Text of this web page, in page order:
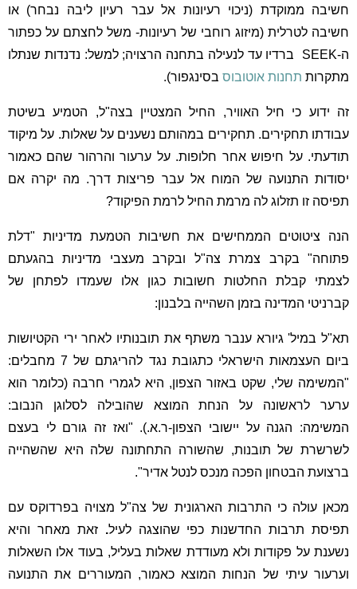
חשיבה ממוקדת (ניכוי רעיונות אל עבר רעיון ליבה נבחר) או
חשיבה לטרלית (מיזוג רוחבי של רעיונות- משל לחצתם על כפתור
ה-SEEK ברדיו עד לנעילה בתחנה הרצויה; למשל: נדנדות שנתלו
מתקרות תחנות אוטובוס בסינגפור).
זה ידוע כי חיל האוויר, החיל המצטיין בצה"ל, הטמיע בשיטת
עבודתו תחקירים. תחקירים במהותם נשענים על שאלות. על מיקוד
תודעתי. על חיפוש אחר חלופות. על ערעור והרהור שהם כאמור
יסודות התנועה של המוח אל עבר פריצות דרך. מה יקרה אם
תפיסה זו תזלוג לה מרמת החיל לרמת הפיקוד?
הנה ציטוטים הממחישים את חשיבות הטמעת מדיניות "דלת
פתוחה" בקרב צמרת צה"ל ובקרב מעצבי מדיניות בהגעתם
לצמתי קבלת החלטות חשובות כגון אלו שעמדו לפתחן של
קברניטי המדינה בזמן השהייה בלבנון:
תא"ל במיל' גיורא ענבר משתף את תובנותיו לאחר ירי הקטיושות
ביום העצמאות הישראלי כתגובת נגד להריגתם של 7 מחבלים:
"המשימה שלי, שקט באזור הצפון, היא לגמרי חרבה (כלומר הוא
ערער לראשונה על הנחת המוצא שהובילה לסלוגן הנבוב:
המשימה: הגנה על יישובי הצפון-ר.א.). "ואז זה גורם לי בעצם
לשרשרת של תובנות, שהשורה התחתונה שלה היא שהשהייה
ברצועת הבטחון הפכה מנכס לנטל אדיר".
מכאן עולה כי התרבות הארגונית של צה"ל מצויה בפרדוקס עם
תפיסת תרבות החדשנות כפי שהוצגה לעיל.זאת מאחר והיא
נשענת על פקודות ולא מעודדת שאלות בעליל, בעוד אלו השאלות
וערעור עיתי של הנחות המוצא כאמור, המעוררים את התנועה